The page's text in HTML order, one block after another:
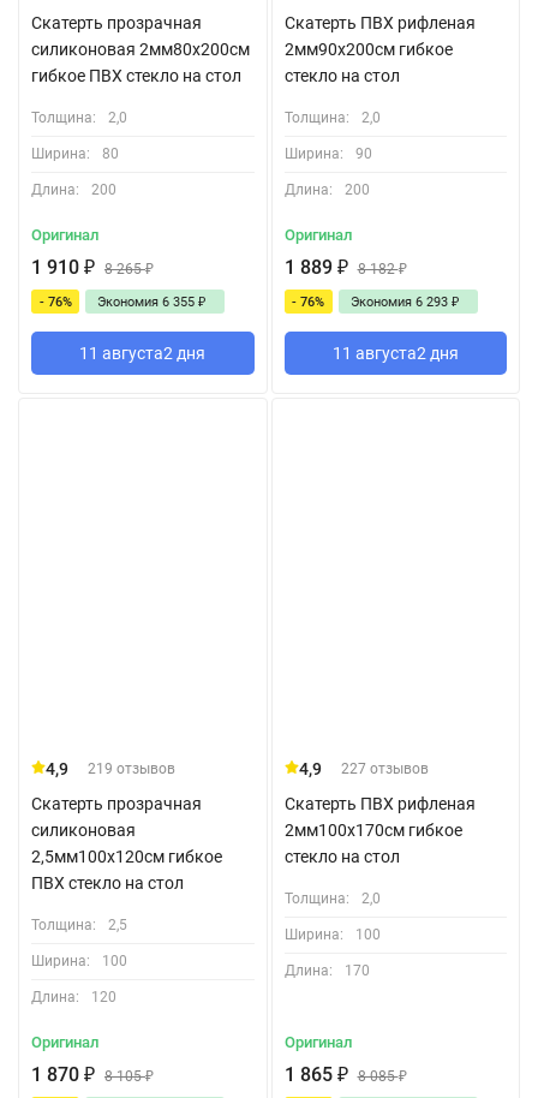
Скатерть прозрачная
силиконовая 2мм80x200см
гибкое ПВХ стекло на стол
Толщина: 2,0
Ширина: 80
Длина: 200
Оригинал
1 910 ₽ 8 265₽
- 76% Экономия 6 355 ₽
11 августа2 дня
Скатерть ПВХ рифленая
2мм90x200см гибкое
стекло на стол
Толщина: 2,0
Ширина: 90
Длина: 200
Оригинал
1 889 ₽ 8 182₽
- 76% Экономия 6 293 ₽
11 августа2 дня
4,9 219 отзывов
Скатерть прозрачная
силиконовая
2,5мм100x120см гибкое
ПВХ стекло на стол
Толщина: 2,5
Ширина: 100
Длина: 120
Оригинал
1 870 ₽ 8 105₽
4,9 227 отзывов
Скатерть ПВХ рифленая
2мм100x170см гибкое
стекло на стол
Толщина: 2,0
Ширина: 100
Длина: 170
Оригинал
1 865 ₽ 8 085₽